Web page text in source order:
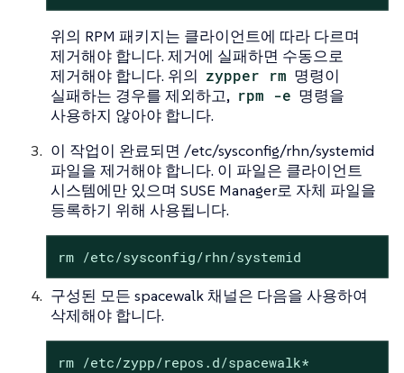
위의 RPM 패키지는 클라이언트에 따라 다르며
제거해야 합니다. 제거에 실패하면 수동으로
제거해야 합니다. 위의 zypper rm 명령이
실패하는 경우를 제외하고, rpm -e 명령을
사용하지 않아야 합니다.
이 작업이 완료되면 /etc/sysconfig/rhn/systemid
파일을 제거해야 합니다. 이 파일은 클라이언트
시스템에만 있으며 SUSE Manager로 자체 파일을
등록하기 위해 사용됩니다.
rm /etc/sysconfig/rhn/systemid
구성된 모든 spacewalk 채널은 다음을 사용하여
삭제해야 합니다.
rm /etc/zypp/repos.d/spacewalk*